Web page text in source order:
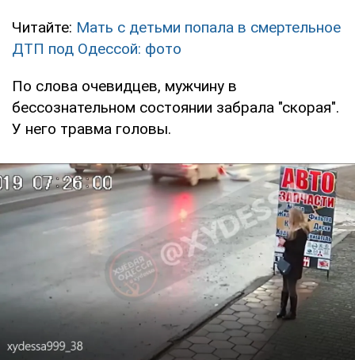
Читайте: Мать с детьми попала в смертельное
ДТП под Одессой: фото
По слова очевидцев, мужчину в
бессознательном состоянии забрала "скорая".
У него травма головы.